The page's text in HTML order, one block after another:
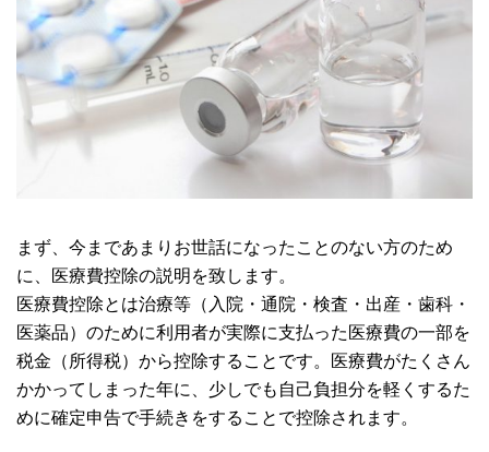
まず、今まであまりお世話になったことのない方のため
に、医療費控除の説明を致します。
医療費控除とは治療等（入院・通院・検査・出産・歯科・
医薬品）のために利用者が実際に支払った医療費の一部を
税金（所得税）から控除することです。医療費がたくさん
かかってしまった年に、少しでも自己負担分を軽くするた
めに確定申告で手続きをすることで控除されます。